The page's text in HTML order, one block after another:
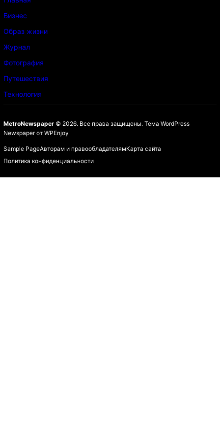
Бизнес
Образ жизни
Журнал
Фотография
Путешествия
Технология
MetroNewspaper© 2026. Все права защищены. Тема WordPress
Newspaperот WPEnjoy
Sample PageАвторам и правообладателямКарта сайта
Политика конфиденциальности